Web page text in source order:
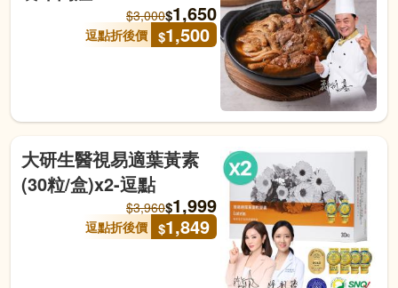
$3,000$1,650
逗點折後價 $1,500
大研生醫視易適葉黃素
(30粒/盒)x2-逗點
$3,960$1,999
逗點折後價 $1,849